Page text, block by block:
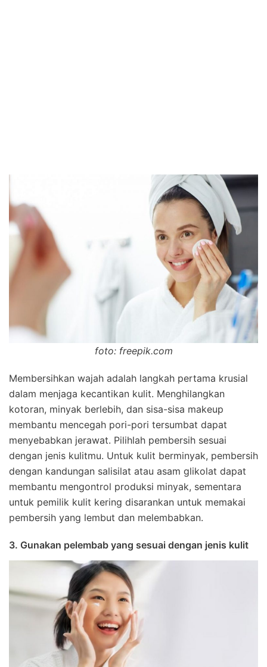
foto: freepik.com
Membersihkan wajah adalah langkah pertama krusial
dalam menjaga kecantikan kulit. Menghilangkan
kotoran, minyak berlebih, dan sisa-sisa makeup
membantu mencegah pori-pori tersumbat dapat
menyebabkan jerawat. Pilihlah pembersih sesuai
dengan jenis kulitmu. Untuk kulit berminyak, pembersih
dengan kandungan salisilat atau asam glikolat dapat
membantu mengontrol produksi minyak, sementara
untuk pemilik kulit kering disarankan untuk memakai
pembersih yang lembut dan melembabkan.
3. Gunakan pelembab yang sesuai dengan jenis kulit